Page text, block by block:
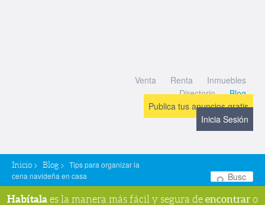
Venta Renta
Inmuebles
Directorio
Blog
Publica tus anuncios gratis
Inicia Sesión
Inicio > Blog > Tips para organizar la
cena navideña en casa
Habítala es la manera más fácil y segura de encontrar o